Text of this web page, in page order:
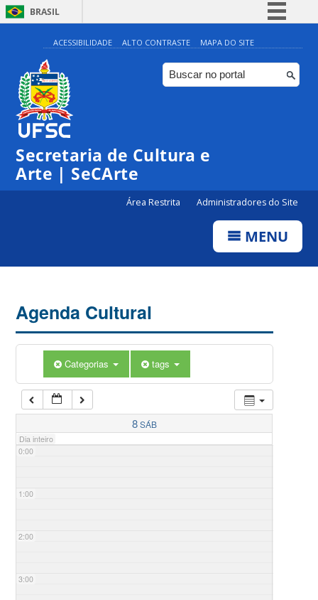
BRASIL
Simplifique!
Comunica BR
Participe
ACESSIBILIDADE ALTO CONTRASTE MAPA DO SITE
Secretaria de Cultura e
Arte | SeCArte
Área Restrita Administradores do Site
MENU
Agenda Cultural
Categorias tags
8SÁB
Dia inteiro
0:00
1:00
2:00
3:00